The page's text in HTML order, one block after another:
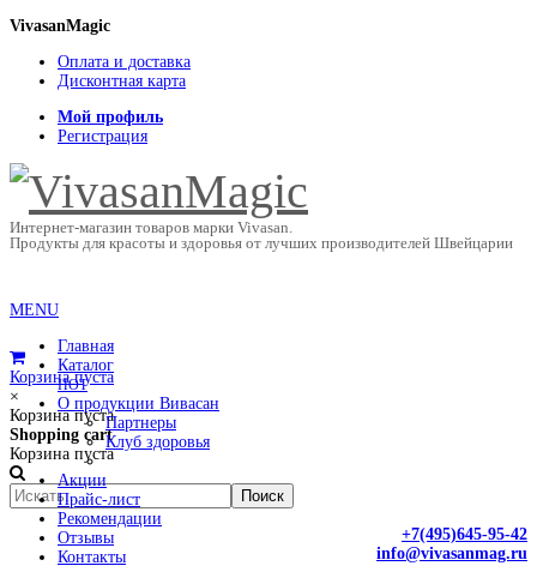
VivasanMagic
Оплата и доставка
Дисконтная карта
Мой профиль
Регистрация
Интернет-магазин товаров марки Vivasan.
Продукты для красоты и здоровья от лучших производителей Швейцарии
Корзина пуста
×
Корзина пуста
Shopping cart
Корзина пуста
+7(495)645-95-42
info@vivasanmag.ru
MENU
Главная
Каталог
HOT
О продукции Вивасан
Партнеры
Клуб здоровья
Акции
Прайс-лист
Рекомендации
Отзывы
Контакты